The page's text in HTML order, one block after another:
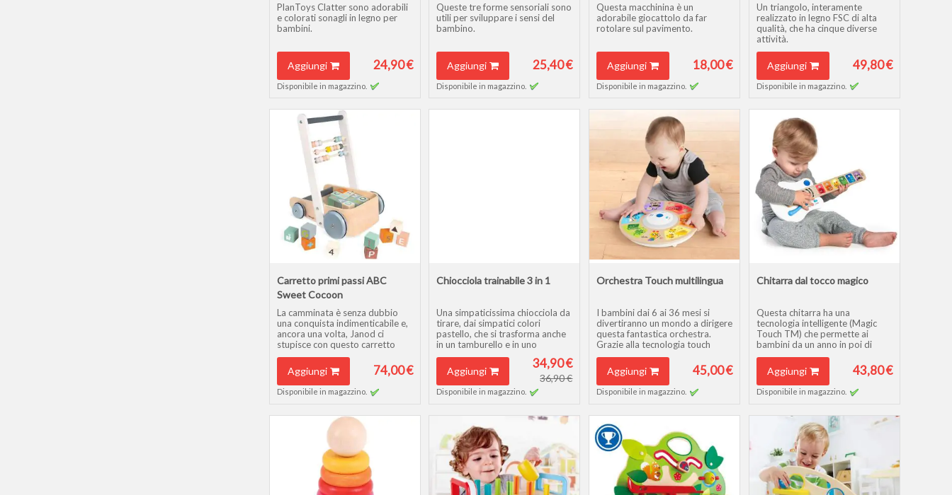
PlanToys Clatter sono adorabili
e colorati sonagli in legno per
bambini.
Aggiungi 24,90 €
Disponibile in magazzino.
Queste tre forme sensoriali sono
utili per sviluppare i sensi del
bambino.
Aggiungi 25,40 €
Disponibile in magazzino.
Questa macchinina è un
adorabile giocattolo da far
rotolare sul pavimento.
Aggiungi 18,00 €
Disponibile in magazzino.
Un triangolo, interamente
realizzato in legno FSC di alta
qualità, che ha cinque diverse
attività.
Alle due estremità ci sono due
attività di smistamento a
percorso per apprendere le
prima nozioni di conteggio e di
abbinamento degli animali.
Aggiungi 49,80 €
Disponibile in magazzino.
Carretto primi passi ABC
Sweet Cocoon
La camminata è senza dubbio
una conquista indimenticabile e,
ancora una volta, Janod ci
stupisce con questo carretto
primi passi multiattività
interamente realizzato in legno.
Da 1 a 4 anni
Aggiungi 74,00 €
Disponibile in magazzino.
Chiocciola trainabile 3 in 1
Una simpaticissima chiocciola da
tirare, dai simpatici colori
pastello, che si trasforma anche
in un tamburello e in uno
xilofono!
Età: da 12 mesi
Aggiungi
34,90 €
36,90 €
Disponibile in magazzino.
Orchestra Touch multilingua
I bambini dai 6 ai 36 mesi si
divertiranno un mondo a dirigere
questa fantastica orchestra.
Grazie alla tecnologia touch
anche i più piccoli potranno
utilizzarla senza fatica e
frustrazione.
Aggiungi 45,00 €
Disponibile in magazzino.
Chitarra dal tocco magico
Questa chitarra ha una
tecnologia intelligente (Magic
Touch TM) che permette ai
bambini da un anno in poi di
creare incredibili melodie con
semplici gesti intuitivi.
Non ha "bottoni" ma funziona
con tecnologia touch!
Aggiungi 43,80 €
Disponibile in magazzino.